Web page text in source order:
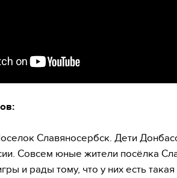
Славяносербск. Дети
Совсем юные жители посёлка
и рады тому, что у них есть